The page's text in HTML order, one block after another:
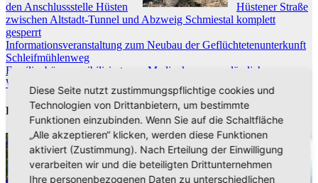
den Anschlussstelle Hüsten
Hüstener Straße
zwischen Altstadt-Tunnel und Abzweig Schmiestal komplett
gesperrt
Beitragsnavigation
Informationsveranstaltung zum Neubau der Geflüchtetenunterkunft
Schleifmühlenweg
Familienbüro sensibilisiert zum Medienkonsum anlässlich
Weltkindertag
Related Post
Aktuelle Nachrichten
1.000. Gast auf dem Wohnmobilstellplatz ‚Altes Feld‘ in
Arnsberg gefeiert
Diese Seite nutzt zustimmungspflichtige cookies und
Technologien von Drittanbietern, um bestimmte
Funktionen einzubinden. Wenn Sie auf die Schaltfläche
„Alle akzeptieren“ klicken, werden diese Funktionen
aktiviert (Zustimmung). Nach Erteilung der Einwilligung
verarbeiten wir und die beteiligten Drittunternehmen
Ihre personenbezogenen Daten zu unterschiedlichen